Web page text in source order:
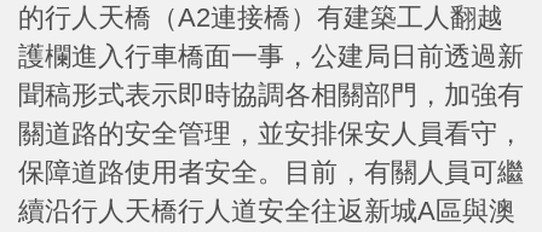
的行人天橋（A2連接橋）有建築工人翻越
護欄進入行車橋面一事，公建局日前透過新
聞稿形式表示即時協調各相關部門，加強有
關道路的安全管理，並安排保安人員看守，
保障道路使用者安全。目前，有關人員可繼
續沿行人天橋行人道安全往返新城A區與澳